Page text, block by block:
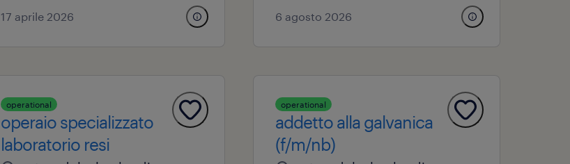
17 aprile 2026 6 agosto 2026
operational
operaio specializzato
laboratorio resi
operational
addetto alla galvanica
(f/m/nb)